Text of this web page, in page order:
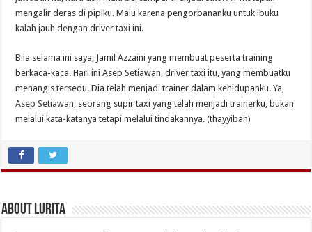
mengalir deras di pipiku. Malu karena pengorbananku untuk ibuku
kalah jauh dengan driver taxi ini.
Bila selama ini saya, Jamil Azzaini yang membuat peserta training
berkaca-kaca. Hari ini Asep Setiawan, driver taxi itu, yang membuatku
menangis tersedu. Dia telah menjadi trainer dalam kehidupanku. Ya,
Asep Setiawan, seorang supir taxi yang telah menjadi trainerku, bukan
melalui kata-katanya tetapi melalui tindakannya. (thayyibah)
About Lurita